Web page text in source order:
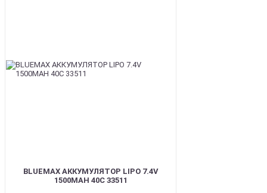
BLUEMAX АККУМУЛЯТОР LIPO 7.4V
1500MAH 40C 33511